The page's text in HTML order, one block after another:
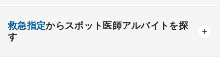
未経験歓迎
療養＋精神
救急指定からスポット医師アルバイトを探
す